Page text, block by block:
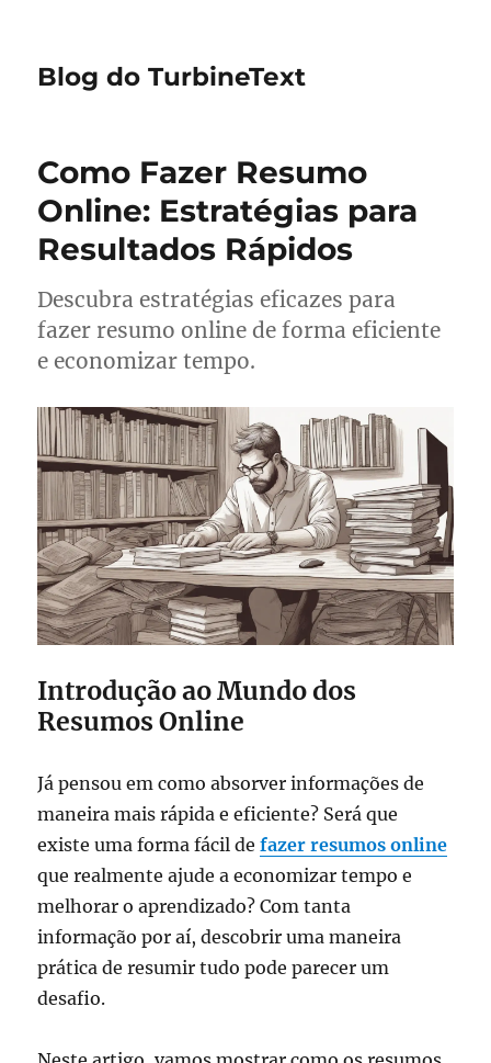
Blog do TurbineText
Como Fazer Resumo
Online: Estratégias para
Resultados Rápidos
Descubra estratégias eficazes para
fazer resumo online de forma eficiente
e economizar tempo.
Introdução ao Mundo dos
Resumos Online
Já pensou em como absorver informações de
maneira mais rápida e eficiente? Será que
existe uma forma fácil defazer resumos online
que realmente ajude a economizar tempo e
melhorar o aprendizado? Com tanta
informação por aí, descobrir uma maneira
prática de resumir tudo pode parecer um
desafio.